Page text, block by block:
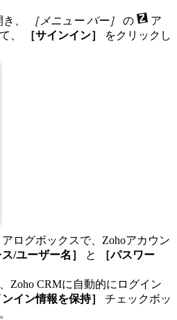
き、 ［メニュー バー］ の
ア
、
［サインイン］
をクリックし
アログボックスで、Zohoアカウン
/ユーザー名］ と
［パスワー
Zoho CRMに自動的にログイン
ンイン情報を保持］ チェックボッ